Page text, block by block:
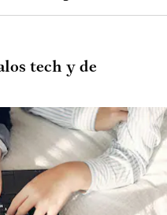
tech y de